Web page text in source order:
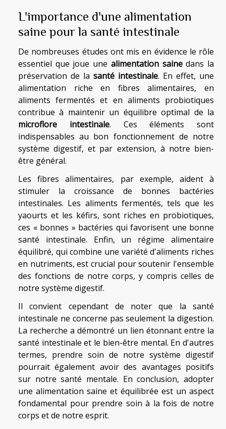
L'importance d'une alimentation
saine pour la santé intestinale
De nombreuses études ont mis en évidence le rôle
essentiel que joue une alimentation sainedans la
préservation de la santé intestinale. En effet, une
alimentation riche en fibres alimentaires, en
aliments fermentés et en aliments probiotiques
contribue à maintenir un équilibre optimal de la
microflore intestinale. Ces éléments sont
indispensables au bon fonctionnement de notre
système digestif, et par extension, à notre bien-
être général.
Les fibres alimentaires, par exemple, aident à
stimuler la croissance de bonnes bactéries
intestinales. Les aliments fermentés, tels que les
yaourts et les kéfirs, sont riches en probiotiques,
ces « bonnes » bactéries qui favorisent une bonne
santé intestinale. Enfin, un régime alimentaire
équilibré, qui combine une variété d'aliments riches
en nutriments, est crucial pour soutenir l'ensemble
des fonctions de notre corps, y compris celles de
notre système digestif.
Il convient cependant de noter que la santé
intestinale ne concerne pas seulement la digestion.
La recherche a démontré un lien étonnant entre la
santé intestinale et le bien-être mental. En d'autres
termes, prendre soin de notre système digestif
pourrait également avoir des avantages positifs
sur notre santé mentale. En conclusion, adopter
une alimentation saine et équilibrée est un aspect
fondamental pour prendre soin à la fois de notre
corps et de notre esprit.